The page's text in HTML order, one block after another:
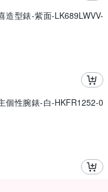
造型錶-紫面-LK689LWVV-
個性腕錶-白-HKFR1252-0